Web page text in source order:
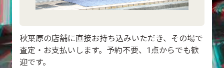
秋葉原の店舗に直接お持ち込みいただき、その場で
査定・お支払いします。予約不要、1点からでも歓
迎です。